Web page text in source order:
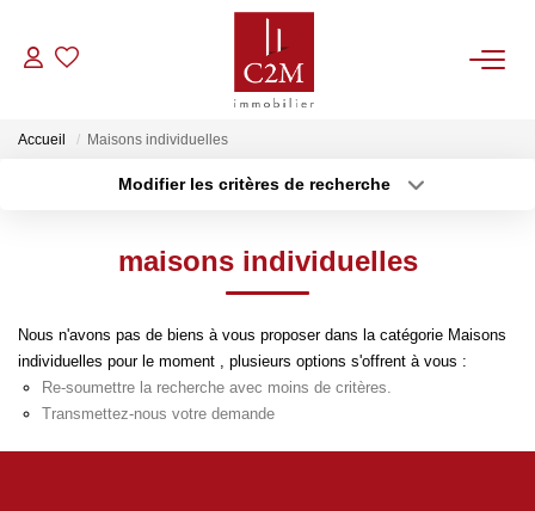
CONTACT
ESTIMATION
NOTRE AGENCE
BIENS VENDUS
Accueil Maisons individuelles
Modifier les critères de recherche
Plus de critères Créer une alerte
maisons individuelles
Nous n'avons pas de biens à vous proposer dans la catégorie Maisons
individuelles pour le moment , plusieurs options s'offrent à vous :
Re-soumettre la recherche avec moins de critères.
Transmettez-nous votre demande